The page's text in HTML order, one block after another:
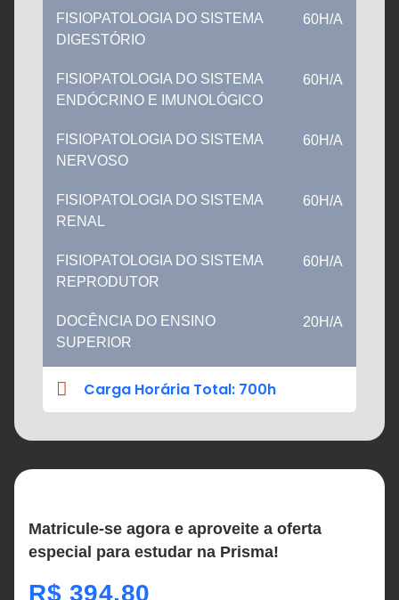
FISIOPATOLOGIA DO SISTEMA
DIGESTÓRIO
60H/A
FISIOPATOLOGIA DO SISTEMA
ENDÓCRINO E IMUNOLÓGICO
60H/A
FISIOPATOLOGIA DO SISTEMA
NERVOSO
60H/A
FISIOPATOLOGIA DO SISTEMA
RENAL
60H/A
FISIOPATOLOGIA DO SISTEMA
REPRODUTOR
60H/A
DOCÊNCIA DO ENSINO
SUPERIOR
20H/A
Carga Horária Total: 700h
Matricule-se agora e aproveite a oferta
especial para estudar na Prisma!
R$ 394,80